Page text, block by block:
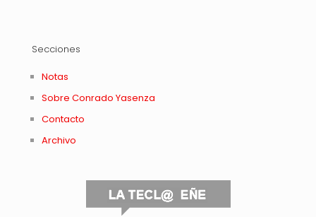
Secciones
Notas
Sobre Conrado Yasenza
Contacto
Archivo